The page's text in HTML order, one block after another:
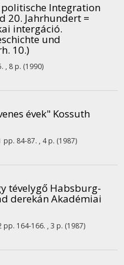
Integration
20. Jahrhundert =
intergáció.
und
10.)
, 8 p. (1990)
évek" Kossuth
pp. 84-87. , 4 p. (1987)
tévelygő Habsburg-
derekán Akadémiai
pp. 164-166. , 3 p. (1987)